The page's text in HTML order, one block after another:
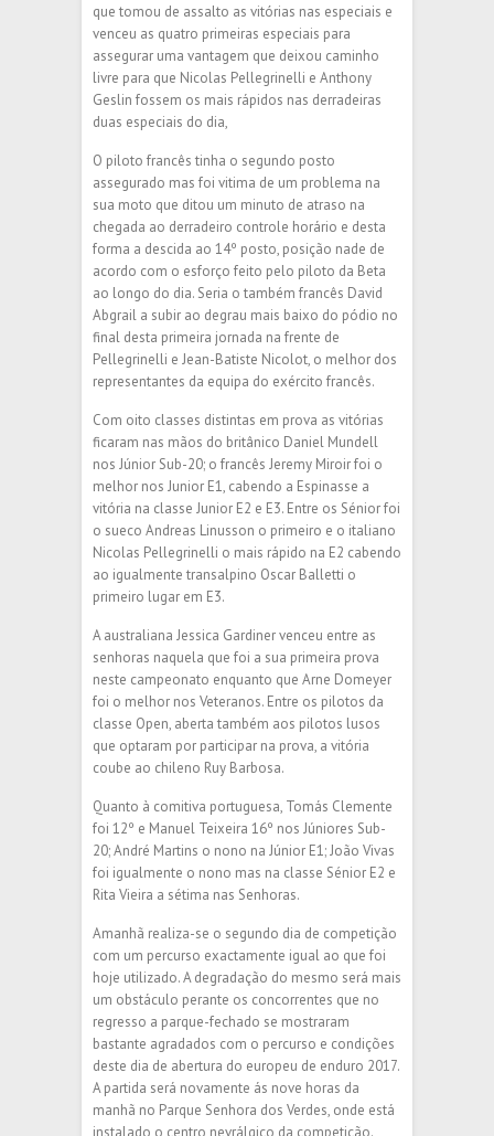
que tomou de assalto as vitórias nas especiais e
venceu as quatro primeiras especiais para
assegurar uma vantagem que deixou caminho
livre para que Nicolas Pellegrinelli e Anthony
Geslin fossem os mais rápidos nas derradeiras
duas especiais do dia,
O piloto francês tinha o segundo posto
assegurado mas foi vitima de um problema na
sua moto que ditou um minuto de atraso na
chegada ao derradeiro controle horário e desta
forma a descida ao 14º posto, posição nade de
acordo com o esforço feito pelo piloto da Beta
ao longo do dia. Seria o também francês David
Abgrail a subir ao degrau mais baixo do pódio no
final desta primeira jornada na frente de
Pellegrinelli e Jean-Batiste Nicolot, o melhor dos
representantes da equipa do exército francês.
Com oito classes distintas em prova as vitórias
ficaram nas mãos do britânico Daniel Mundell
nos Júnior Sub-20; o francês Jeremy Miroir foi o
melhor nos Junior E1, cabendo a Espinasse a
vitória na classe Junior E2 e E3. Entre os Sénior foi
o sueco Andreas Linusson o primeiro e o italiano
Nicolas Pellegrinelli o mais rápido na E2 cabendo
ao igualmente transalpino Oscar Balletti o
primeiro lugar em E3.
A australiana Jessica Gardiner venceu entre as
senhoras naquela que foi a sua primeira prova
neste campeonato enquanto que Arne Domeyer
foi o melhor nos Veteranos. Entre os pilotos da
classe Open, aberta também aos pilotos lusos
que optaram por participar na prova, a vitória
coube ao chileno Ruy Barbosa.
Quanto à comitiva portuguesa, Tomás Clemente
foi 12º e Manuel Teixeira 16º nos Júniores Sub-
20; André Martins o nono na Júnior E1; João Vivas
foi igualmente o nono mas na classe Sénior E2 e
Rita Vieira a sétima nas Senhoras.
Amanhã realiza-se o segundo dia de competição
com um percurso exactamente igual ao que foi
hoje utilizado. A degradação do mesmo será mais
um obstáculo perante os concorrentes que no
regresso a parque-fechado se mostraram
bastante agradados com o percurso e condições
deste dia de abertura do europeu de enduro 2017.
A partida será novamente ás nove horas da
manhã no Parque Senhora dos Verdes, onde está
instalado o centro nevrálgico da competição.